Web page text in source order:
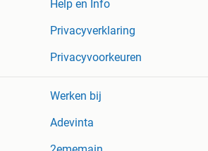
Help en Info
Privacyverklaring
Privacyvoorkeuren
Werken bij
Adevinta